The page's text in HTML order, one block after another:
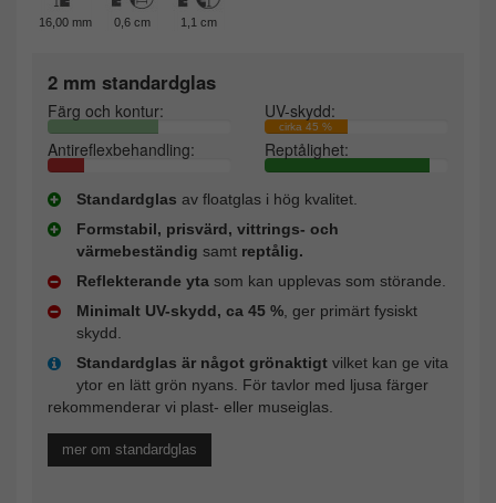
16,00 mm 0,6 cm 1,1 cm
2 mm standardglas
Färg och kontur: UV-skydd:
cirka 45 %
Antireflexbehandling: Reptålighet:
Standardglas av floatglas i hög kvalitet.
Formstabil, prisvärd, vittrings- och
värmebeständig samt reptålig.
Reflekterande yta som kan upplevas som störande.
Minimalt UV-skydd, ca 45 % , ger primärt fysiskt
skydd.
Standardglas är något grönaktigt vilket kan ge vita
ytor en lätt grön nyans. För tavlor med ljusa färger
rekommenderar vi plast- eller museiglas.
mer om standardglas